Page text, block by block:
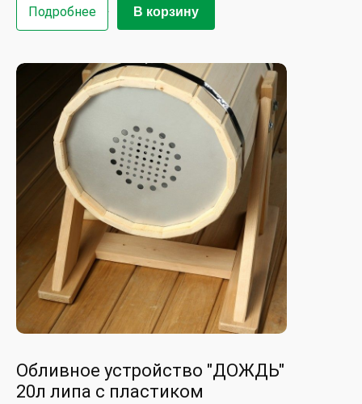
Подробнее В корзину
Обливное устройство "ДОЖДЬ"
20л липа с пластиком